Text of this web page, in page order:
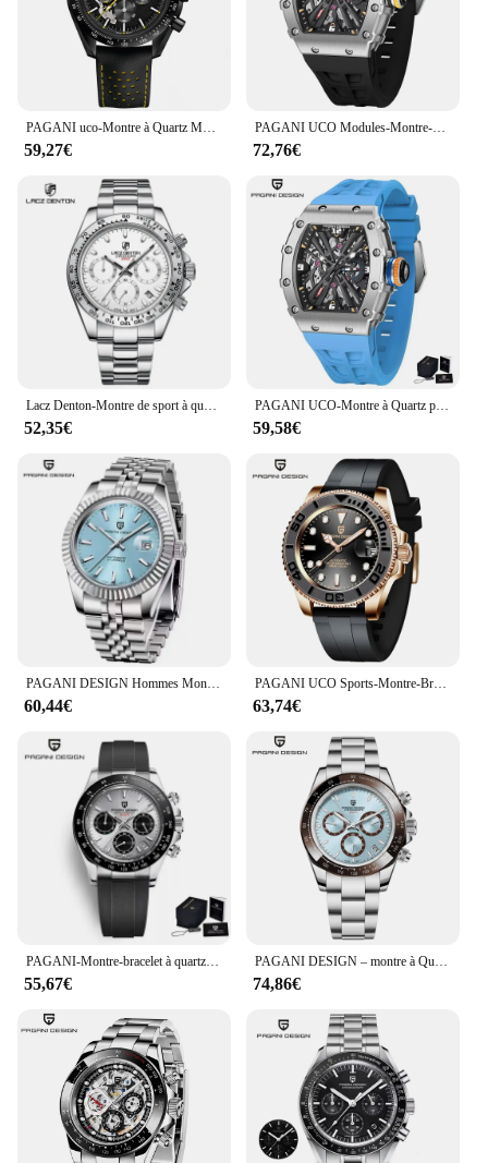
business or as a personal treat. The Pagani Official
Montres-bracelets are not just watches; they are a
statement of sophistication and reliability.
59,27€
PAGANI UCO Modules-Montre-bracelet à quartz étanche pour homme, VH65, verre saphir, boîtier en acier inoxydable, décontracté, nouveau, 2024
72,76€
52,35€
PAGANI UCO-Montre à Quartz pour Homme, Modules Movt VH65, Cadran Seton, 2024 m, Étanche, dehors, Rectangle, Verre Saphir, Nouveau, 100
59,58€
60,44€
PAGANI UCO Sports-Montre-Bracelet Mécanique pour Homme, Saphir, Luxe, existent, Acier Inoxydable, Horloge Étanche
63,74€
55,67€ 74,86€